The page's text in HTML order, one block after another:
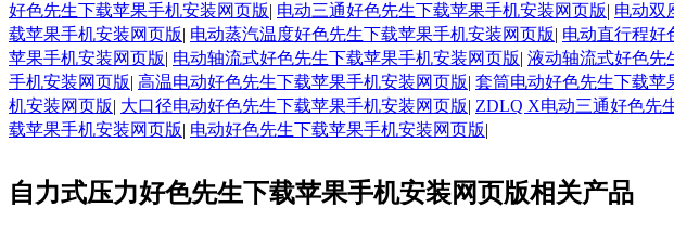
好色先生下载苹果手机安装网页版| 电动三通好色先生下载苹果手机安装网页版| 电动双
载苹果手机安装网页版| 电动蒸汽温度好色先生下载苹果手机安装网页版| 电动直行程好
苹果手机安装网页版| 电动轴流式好色先生下载苹果手机安装网页版| 液动轴流式好色先
手机安装网页版| 高温电动好色先生下载苹果手机安装网页版| 套筒电动好色先生下载苹
机安装网页版| 大口径电动好色先生下载苹果手机安装网页版| ZDLQ X电动三通好色先
载苹果手机安装网页版| 电动好色先生下载苹果手机安装网页版|
自力式压力好色先生下载苹果手机安装网页版相关产品